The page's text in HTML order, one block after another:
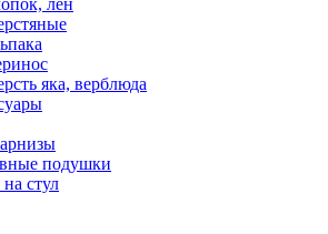
лен
яка, верблюда
подушки
стул